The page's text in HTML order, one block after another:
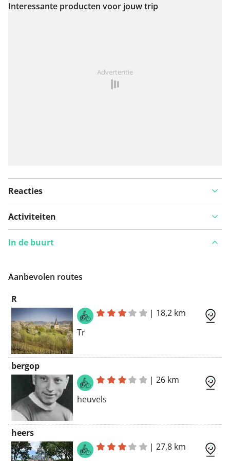
Interessante producten voor jouw trip
Advertentie
Reacties
Activiteiten
In de buurt
Aanbevolen routes
R
| 18,2 km
Tr
bergop
|26 km
heuvels
heers
|27,8 km